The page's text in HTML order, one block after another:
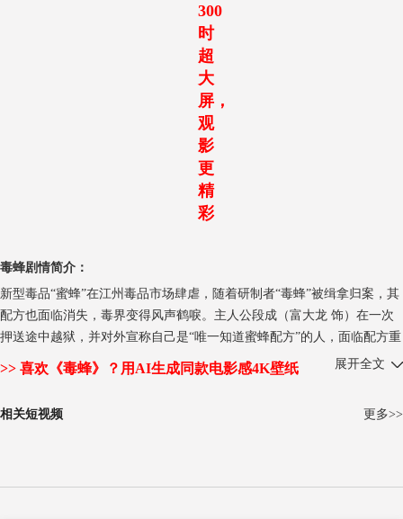
300
时
超
大
屏，
观
影
更
精
彩
毒蜂剧情简介：
新型毒品“蜜蜂”在江州毒品市场肆虐，随着研制者“毒蜂”被缉拿归案，其
配方也面临消失，毒界变得风声鹤唳。主人公段成（富大龙 饰）在一次
押送途中越狱，并对外宣称自己是“唯一知道蜜蜂配方”的人，面临配方重
出江湖的巨大诱惑，多方势力开始对段成展开威逼利诱。经历追杀、强行
被注入毒品等非人折磨后，段成渗入毒巢，以“诱饵”身份一步步接近大毒
展开全文
>> 喜欢《毒蜂》？用AI生成同款电影感4K壁纸
更多>>
相关短视频